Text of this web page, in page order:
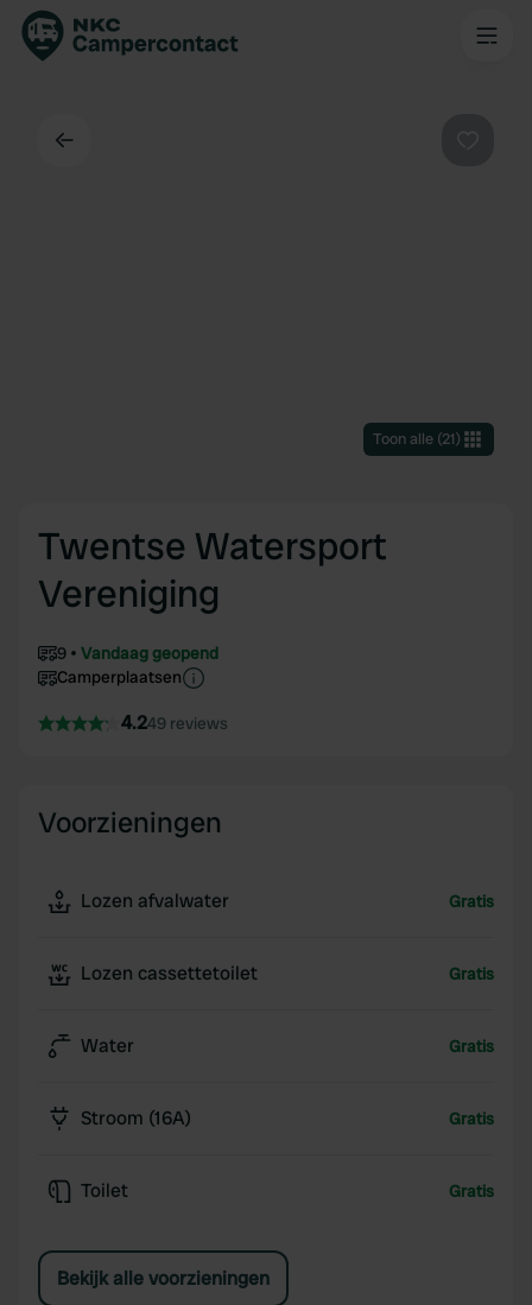
Toon alle(21)
Twentse Watersport
Vereniging
9
Vandaag geopend
Camperplaatsen
4.249 reviews
Voorzieningen
Lozen afvalwater Gratis
Lozen cassettetoilet Gratis
Water Gratis
Stroom (16A) Gratis
Toilet Gratis
Bekijk alle voorzieningen